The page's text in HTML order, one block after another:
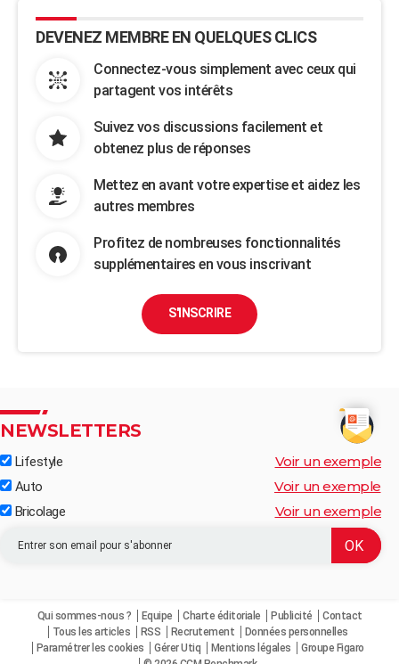
DEVENEZ MEMBRE EN QUELQUES CLICS
Connectez-vous simplement avec ceux qui
partagent vos intérêts
Suivez vos discussions facilement et
obtenez plus de réponses
Mettez en avant votre expertise et aidez les
autres membres
Profitez de nombreuses fonctionnalités
supplémentaires en vous inscrivant
S'INSCRIRE
NEWSLETTERS
Lifestyle Voir un exemple
Auto Voir un exemple
Bricolage Voir un exemple
Qui sommes-nous ? Equipe Charte éditoriale Publicité
Contact
Tous les articles
RSS Recrutement
Données personnelles
Paramétrer les cookies
Gérer Utiq Mentions légales
Groupe Figaro